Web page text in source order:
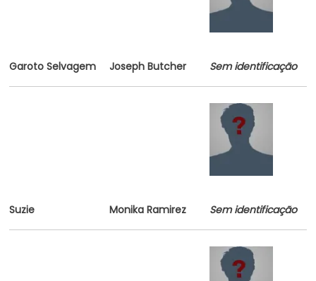
Garoto Selvagem Joseph Butcher Sem identificação
Suzie Monika Ramirez Sem identificação